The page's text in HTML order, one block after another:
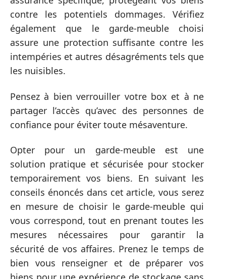
contre les potentiels dommages. Vérifiez
également que le garde-meuble choisi
assure une protection suffisante contre les
intempéries et autres désagréments tels que
les nuisibles.
Pensez à bien verrouiller votre box et à ne
partager l’accès qu’avec des personnes de
confiance pour éviter toute mésaventure.
Opter pour un garde-meuble est une
solution pratique et sécurisée pour stocker
temporairement vos biens. En suivant les
conseils énoncés dans cet article, vous serez
en mesure de choisir le garde-meuble qui
vous correspond, tout en prenant toutes les
mesures nécessaires pour garantir la
sécurité de vos affaires. Prenez le temps de
bien vous renseigner et de préparer vos